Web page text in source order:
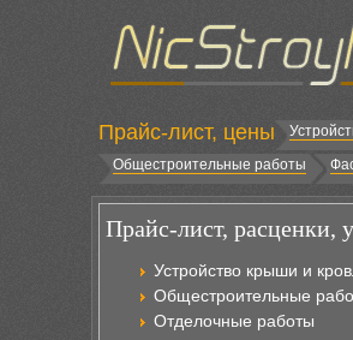
Прайс-лист, цены
Общестроительные работы
Прайс-лист, расценки,
Устройство крыши и
Общестроительные
Отделочные работы